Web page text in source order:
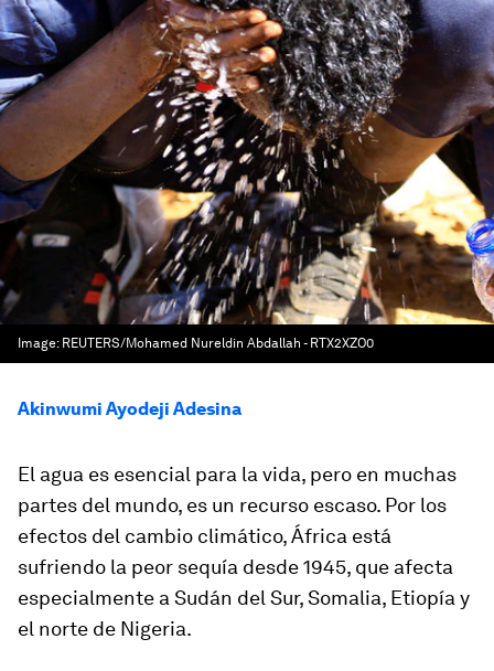
Image: REUTERS/Mohamed Nureldin Abdallah - RTX2XZO0
Akinwumi Ayodeji Adesina
El agua es esencial para la vida, pero en muchas
partes del mundo, es un recurso escaso. Por los
efectos del cambio climático, África está
sufriendo la peor sequía desde 1945, que afecta
especialmente a Sudán del Sur, Somalia, Etiopía y
el norte de Nigeria.